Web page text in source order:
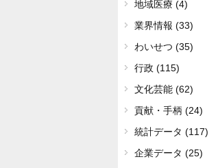
地域医療 (4)
業界情報 (33)
わいせつ (35)
行政 (115)
文化芸能 (62)
貢献・手柄 (24)
統計データ (117)
企業データ (25)